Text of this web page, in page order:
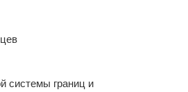
системы границ и